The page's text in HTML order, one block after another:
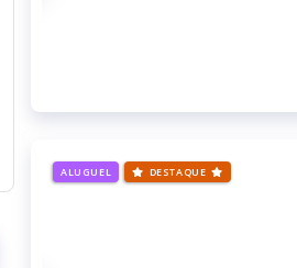
ALUGUEL DESTAQUE